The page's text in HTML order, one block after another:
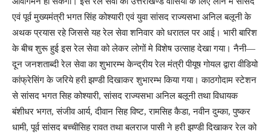
एवं पूर्व मुख्यमंत्री भगत सिंह कोश्यारी एवं युवा सांसद राज्यसभा अनिल बलूनी के
अथक प्रयास रहे जिससे यह रेल सेवा शनिवार को धरातल पर आई। भारी बारिश
के बीच शुरू हुई इस रेल सेवा को लेकर लोगों मे विशेष उत्साह देखा गया। नैनी—
दून जनशताब्दी रेल सेवा का शुभारम्भ केन्द्रीय रेल मंत्री पीयूष गोयल द्वारा वीडियो
कांफ्रेसिंग के जरिये हरी झण्डी दिखाकर शुभारम्भ किया गया। काठगोदाम स्टेशन
से सांसद भगत सिह कोश्यारी, सांसद राज्यसभा अनिल बलूनी तथा विधायक
बंशीधर भगत, संजीव आर्य, दीवान सिह विष्ट, रामसिह कैडा, नवीन दुम्का, पुष्कर
धामी, पूर्व सांसद बच्चीसिह रावत तथा बलराज पासी ने हरी झण्डी दिखाकर रेल को